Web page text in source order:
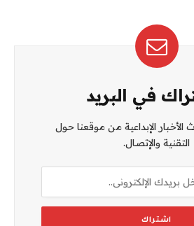
في البريد
الإبداعية من موقعنا حول
التقنية والإتصال.